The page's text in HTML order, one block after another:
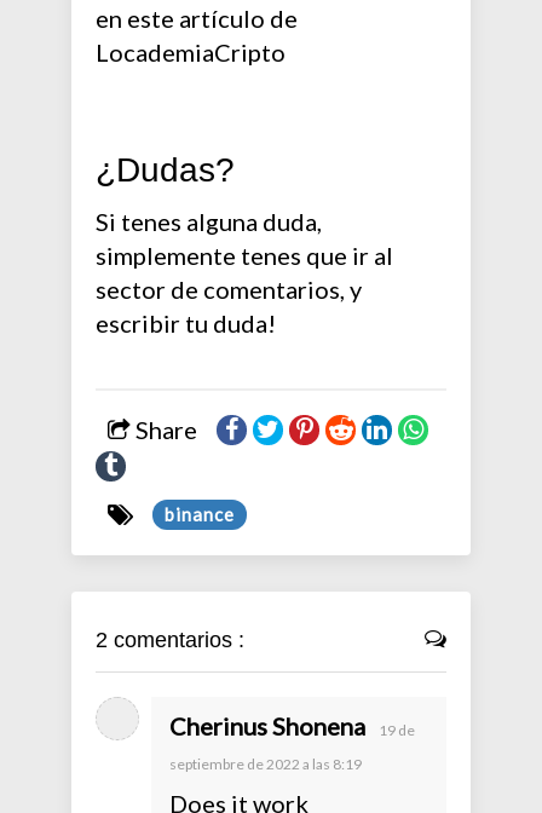
en este artículo de
LocademiaCripto
¿Dudas?
Si tenes alguna duda,
simplemente tenes que ir al
sector de comentarios, y
escribir tu duda!
Share
binance
2 comentarios :
Cherinus Shonena
19 de
septiembre de 2022 a las 8:19
Does it work